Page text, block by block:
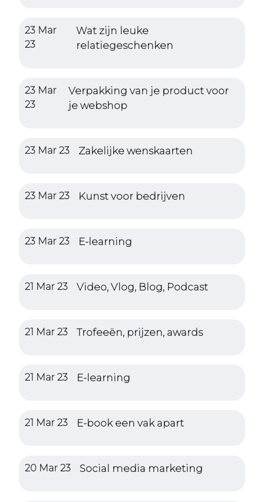
23 Mar
23
Wat zijn leuke
relatiegeschenken
23 Mar
23
Verpakking van je product voor
je webshop
23 Mar 23 Zakelijke wenskaarten
23 Mar 23 Kunst voor bedrijven
23 Mar 23 E-learning
21 Mar 23 Video, Vlog, Blog, Podcast
21 Mar 23 Trofeeën, prijzen, awards
21 Mar 23 E-learning
21 Mar 23 E-book een vak apart
20 Mar 23 Social media marketing